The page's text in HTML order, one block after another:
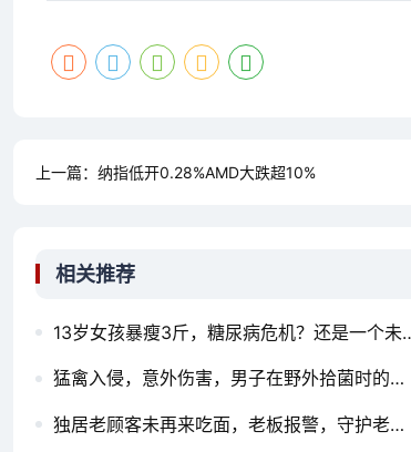
上一篇： 纳指低开0.28%AMD大跌超10%
相关推荐
13岁女孩暴瘦3斤，糖尿病危机？还是一个未雨之滴？
猛禽入侵，意外伤害，男子在野外拾菌时的不幸经历
独居老顾客未再来吃面，老板报警，守护老街的温情